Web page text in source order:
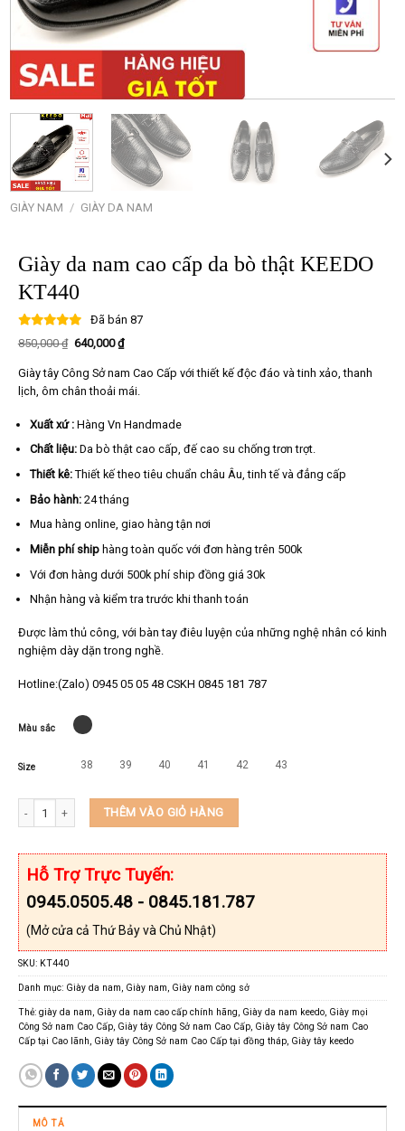
GIÀY NAM / GIÀY DA NAM
Giày da nam cao cấp da bò thật KEEDO
KT440
Đã bán 87
850,000₫ Giá
850,000 ₫.
640,000₫Giá
hiện
là:
640,000 ₫.
Giày tây Công Sở nam Cao Cấp với thiết kế độc đáo và tinh xảo, thanh
lịch, ôm chân thoải mái.
Xuất xứ :Hàng Vn Handmade
Chất liệu:Da bò thật cao cấp, đế cao su chống trơn trợt.
Thiết kê:Thiết kế theo tiêu chuẩn châu Âu, tinh tế và đẳng cấp
Bảo hành:24 tháng
Mua hàng online, giao hàng tận nơi
Miễn phí shiphàng toàn quốc với đơn hàng trên 500k
Với đơn hàng dưới 500k phí ship đồng giá 30k
Nhận hàng và kiểm tra trước khi thanh toán
Được làm thủ công, với bàn tay điêu luyện của những nghệ nhân có kinh
nghiệm dày dặn trong nghề.
Hotline:(Zalo) 0945 05 05 48 CSKH 0845 181 787
Màu sắc
Size 38 39 40 41 42 43
Giày da nam cao cấp da bò thật KEEDO KT440 số lượng
THÊM VÀO GIỎ HÀNG
Hỗ Trợ Trực Tuyến:
0945.0505.48 - 0845.181.787
(Mở cửa cả Thứ Bảy và Chủ Nhật)
SKU: KT440
Danh mục: Giày da nam, Giày nam, Giày nam công sở
Thẻ: giày da nam, Giày da nam cao cấp chính hãng, Giày da nam keedo, Giày mọi
Công Sở nam Cao Cấp, Giày tây Công Sở nam Cao Cấp, Giày tây Công Sở nam Cao
Cấp tại Cao lãnh, Giày tây Công Sở nam Cao Cấp tại đồng tháp, Giày tây keedo
MÔ TẢ